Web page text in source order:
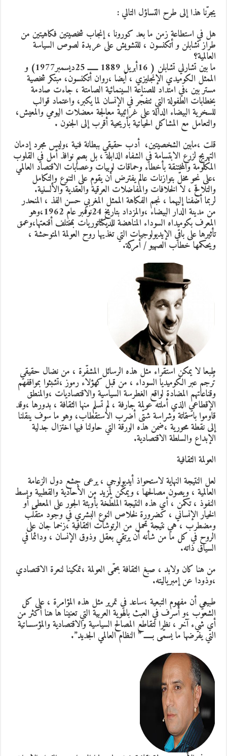
يجرّنا هذا إلى طرح التساؤل التالي :
هل في استطاعة زمن ما بعد كورونا ، إنجاب شخصيتين فكاهيتين من
طراز تشابلن و أتكنسون ، للتشويش على عربدة لصوص السياسة
العالمية؟
ما بين تشارلي تشابلن ( 16أبريل 1889 ــــــ 25ديسمبر1977) و
الممثل الكوميدي الإنجليزي ، أيضا ،روان أتكنسون، مبتكر شخصية
مستر بين ،في امتداد للصناعة السينمائية الصامتة ، جاءت صادمة
بخطابات الطفولة التي تتفجّر في الإنسان لما يكبر، واعتماد قوالب
للسخرية البيضاء الدالة على غرائبية معالجة معضلات اليومي والمعيش،
والتعامل مع المشاكل الحياتية بأريحية أقرب إلى الجنون .
قلت ،مابين الشخصيتين، أدب حقيقي ببطانة فنية ،وليس مجرد إدمان
التهريج لزرع الابتسامة في الشفاه الذابلة ، بل بصم نوافذ أمل في القلوب
المكلومة والمختنقة بأخطاء وحماقات لوبيات وعصابات الاقتصاد العالمي
،على نحو مخلّ بتوازنات عالم يفترض أن يقوم على التنوع والتكامل
والتلاقح ، لا الخلافات والمفاضلات العرقية والعقدية والألسنية.
لربما أضفنا إليهما ، نجم الفكاهة الممثل المغربي حسن الفذ ، المنحدر
من مدينة الدار البيضاء ،والمزداد بتاريخ 24نوفمبر عام 1962،وهو
المعرف بكوميداه السوداء المناهضة للديكتاتوريات بمختلف أقنعتها،وعمق
تأثيرها على باقي الإيديولوجيات التي تغذيها روح العولمة المتوحشة ،
ويحكمها خطاب الصهيو / أمركة.
طبعا لا يمكن استقراء مثل هذه الرسائل المشفّرة ، من نضال حقيقي
تُرجم عبر الكوميديا السوداء ، من قبل كهؤلاء رموز ،تشبثوا بمواقفهم
وقناعاتهم المضادة لواقع الغطرسة السياسية والاقتصاديات ،والمنطق
الإقطاعي الذي أملته عولمة جارفة ، لم تسلم منها الثقافة ، بدورها ،وقد
قاوموا باستماتة وشراسة شتّى أضرب الاستقطاب، وهو ما سوف ينقلنا
إلى نقطة محورية ،ضمن هذه الورقة التي حاولنا فيها اختزال جدلية
الإبداع والسلطة الاقتصادية.
العولمة الثقافية
لعل النتيجة النهاية لاستحواذ أيديولوجي ، يرعى جشع دول الزعامة
العالمية ، ويصون مصالحها ، ويمكّن لمزيد من الأحادية والقطبية وبسط
النفوذ ، تكمن ، أي هذه النتيجة الملطّخة بأوبئة الجور على المعطى أو
الخيار الإنساني ، كضرورة لخلاص النوع البشري في وجود متقلّب
ومضطرب ، هي نتيجة تحمل من الرتوشات الثقافية ،زخما جان على
الروح في كل ما من شأنه أن يرتقي بعقل وذوق الإنسان ، ودائما في
السياق ذاته.
من هنا كان ولابد ، صبغ الثقافة بحمّى العولمة ،تمكينا لنعرة الاقتصادي
،وذودا عن إمبرياليته.
طبيعي أن مفهوم التبعية ،ساعد في تمرير مثل هذه المؤامرة ، على كل
الشعوب ،و أسرف في العبث بالهوية العربية التي تعنينا ها هنا أكثر من
أي شيء آخر ، نظرا لتقاطع المصالح السياسية والاقتصادية والمؤسساتية
التي يفرضها ما يسمّى بـــــ ” النظام العالمي الجديد”.